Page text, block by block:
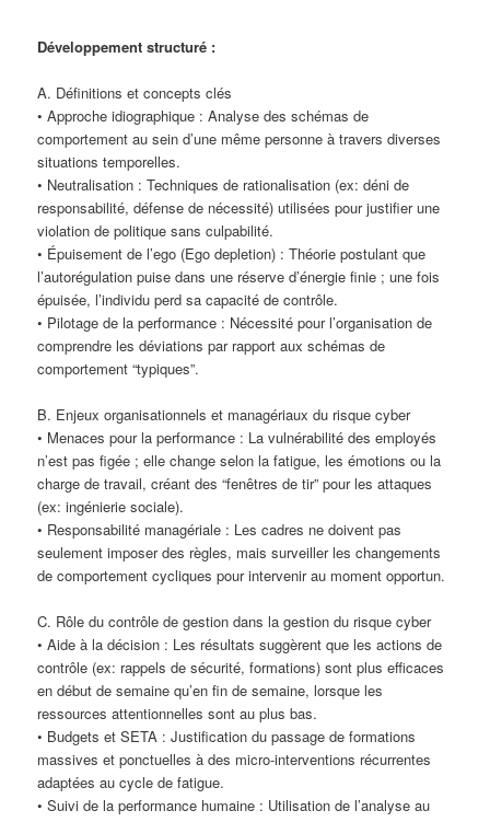
Développement structuré :
A. Définitions et concepts clés
• Approche idiographique : Analyse des schémas de
comportement au sein d’une même personne à travers diverses
situations temporelles.
• Neutralisation : Techniques de rationalisation (ex: déni de
responsabilité, défense de nécessité) utilisées pour justifier une
violation de politique sans culpabilité.
• Épuisement de l’ego (Ego depletion) : Théorie postulant que
l’autorégulation puise dans une réserve d’énergie finie ; une fois
épuisée, l’individu perd sa capacité de contrôle.
• Pilotage de la performance : Nécessité pour l’organisation de
comprendre les déviations par rapport aux schémas de
comportement “typiques”.
B. Enjeux organisationnels et managériaux du risque cyber
• Menaces pour la performance : La vulnérabilité des employés
n’est pas figée ; elle change selon la fatigue, les émotions ou la
charge de travail, créant des “fenêtres de tir” pour les attaques
(ex: ingénierie sociale).
• Responsabilité managériale : Les cadres ne doivent pas
seulement imposer des règles, mais surveiller les changements
de comportement cycliques pour intervenir au moment opportun.
C. Rôle du contrôle de gestion dans la gestion du risque cyber
• Aide à la décision : Les résultats suggèrent que les actions de
contrôle (ex: rappels de sécurité, formations) sont plus efficaces
en début de semaine qu’en fin de semaine, lorsque les
ressources attentionnelles sont au plus bas.
• Budgets et SETA : Justification du passage de formations
massives et ponctuelles à des micro-interventions récurrentes
adaptées au cycle de fatigue.
• Suivi de la performance humaine : Utilisation de l’analyse au